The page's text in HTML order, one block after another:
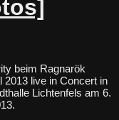
beim Ragnarök
2013 live in Concert in
Lichtenfels am 6.